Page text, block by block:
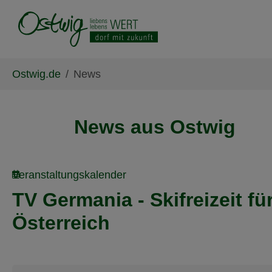
Ostwig.de News
News aus Ostwig
Veranstaltungskalender
TV Germania - Skifreizeit
Österreich